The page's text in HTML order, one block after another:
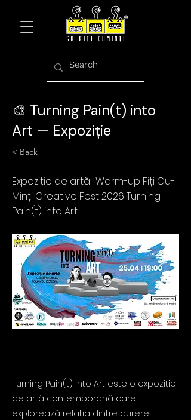
🎨 Turning Pain(t) into
Art — Expoziție
< Back
Expoziție de artă · Warm-up Fiți Cu-
Minți Creative Fest 2026 Turning
Pain(t) into Art
Turning Pain(t) into Art este o expoziție
de artă contemporană care
explorează relația dintre durere,